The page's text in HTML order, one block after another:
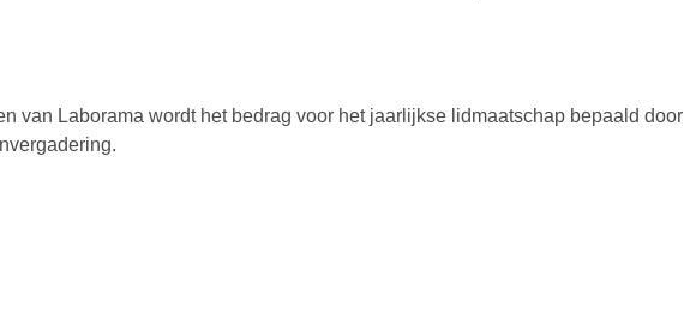
van Laborama wordt het bedrag voor het jaarlijkse lidmaatschap bepaald door